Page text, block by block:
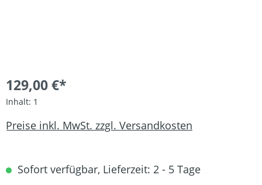
129,00 €*
Inhalt: 1
Preise inkl. MwSt. zzgl. Versandkosten
Sofort verfügbar, Lieferzeit: 2 - 5 Tage